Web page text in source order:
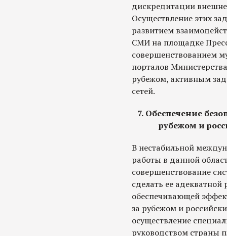
дискредитации
Осуществление этих
развитием
СМИ на площадке
совершенствованием
порталов
рубежом, активным
сетей.
7. Обеспечение
рубежом и
В нестабильной
работы в данной
совершенствование
сделать ее
обеспечивающей
за рубежом и
осуществление
руководством страны